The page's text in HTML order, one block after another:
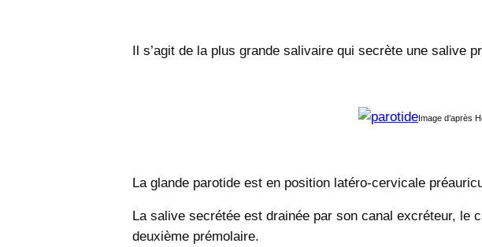
Il s’agit de la plus grande salivaire qui secrète une salive
Image d’après
La glande parotide est en position latéro-cervicale
La salive secrétée est drainée par son canal excréteur, le
deuxième prémolaire.